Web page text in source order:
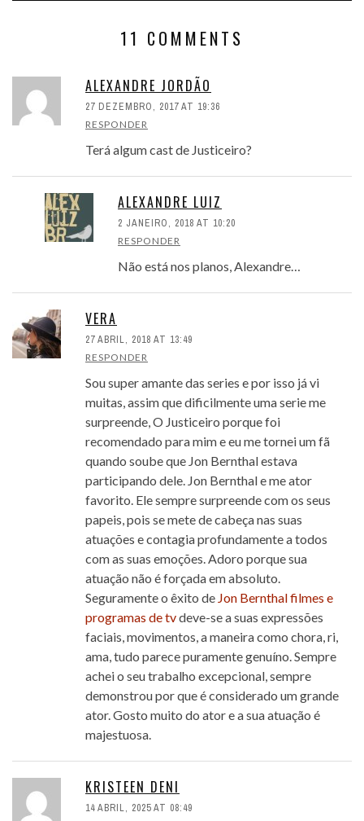
11 COMMENTS
ALEXANDRE JORDÃO
27 DEZEMBRO, 2017 AT 19:36
RESPONDER
Terá algum cast de Justiceiro?
ALEXANDRE LUIZ
2 JANEIRO, 2018 AT 10:20
RESPONDER
Não está nos planos, Alexandre…
VERA
27 ABRIL, 2018 AT 13:49
RESPONDER
Sou super amante das series e por isso já vi
muitas, assim que dificilmente uma serie me
surpreende, O Justiceiro porque foi
recomendado para mim e eu me tornei um fã
quando soube que Jon Bernthal estava
participando dele. Jon Bernthal e me ator
favorito. Ele sempre surpreende com os seus
papeis, pois se mete de cabeça nas suas
atuações e contagia profundamente a todos
com as suas emoções. Adoro porque sua
atuação não é forçada em absoluto.
Seguramente o êxito de Jon Bernthal filmes e
programas de tvdeve-se a suas expressões
faciais, movimentos, a maneira como chora, ri,
ama, tudo parece puramente genuíno. Sempre
achei o seu trabalho excepcional, sempre
demonstrou por que é considerado um grande
ator. Gosto muito do ator e a sua atuação é
majestuosa.
KRISTEEN DENI
14 ABRIL, 2025 AT 08:49